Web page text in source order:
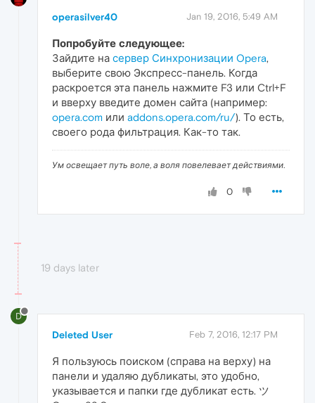
operasilver40 Jan 19, 2016, 5:49 AM
Попробуйте следующее:
Зайдите на сервер Синхронизации Opera,
выберите свою Экспресс-панель. Когда
раскроется эта панель нажмите F3 или Ctrl+F
и вверху введите домен сайта (например:
opera.com или addons.opera.com/ru/). То есть,
своего рода фильтрация. Как-то так.
Ум освещает путь воле, а воля повелевает действиями.
0
19 days later
D
Deleted User Feb 7, 2016, 12:17 PM
Я пользуюсь поиском (справа на верху) на
панели и удаляю дубликаты, это удобно,
указывается и папки где дубликат есть. ツ